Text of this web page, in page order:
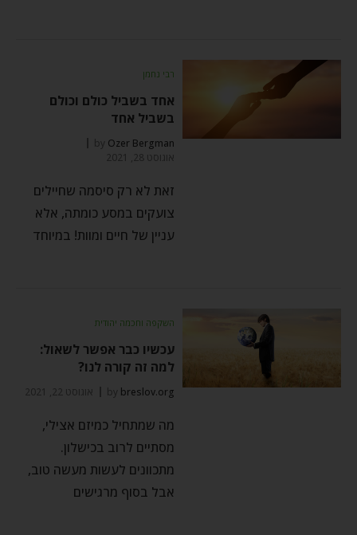
רבי נחמן
אחד בשביל כולם וכולם
בשביל אחד
by Ozer Bergman
אוגוסט 28, 2021
זאת לא רק סיסמה שחיילים
צועקים במסע כומתה, אלא
עניין של חיים ומוות! במיוחד
השקפה וחכמה יהודית
עכשיו כבר אפשר לשאול:
למה זה קורה לנו?
by breslov.org אוגוסט 22, 2021
מה שמתחיל כמיזם אצילי,
מסתיים לרוב בכישלון.
מתכוונים לעשות מעשה טוב,
אבל בסוף מרגישים